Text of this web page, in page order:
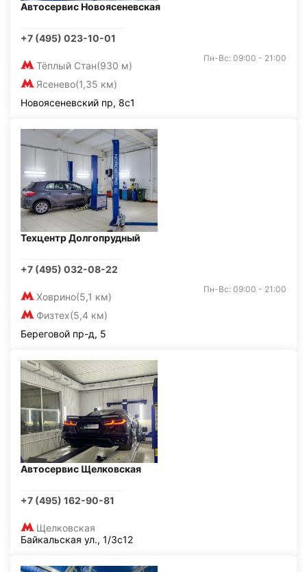
Автосервис Новоясеневская
+7 (495) 023-10-01
Тёплый Стан(930 м)
Ясенево(1,35 км)
Пн-Вс: 09:00 - 21:00
Новоясеневский пр, 8с1
Техцентр Долгопрудный
+7 (495) 032-08-22
Ховрино(5,1 км)
Физтех(5,4 км)
Пн-Вс: 09:00 - 21:00
Береговой пр-д, 5
Автосервис Щелковская
+7 (495) 162-90-81
Щелковская
Байкальская ул., 1/3с12